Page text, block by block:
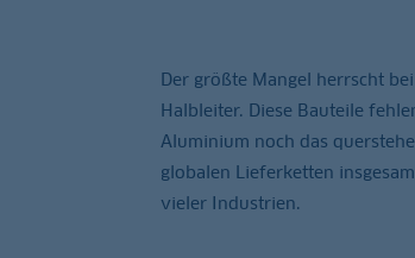
Der größte Mangel herrscht
Halbleiter. Diese Bauteile
Aluminium noch das
globalen Lieferketten
vieler Industrien.